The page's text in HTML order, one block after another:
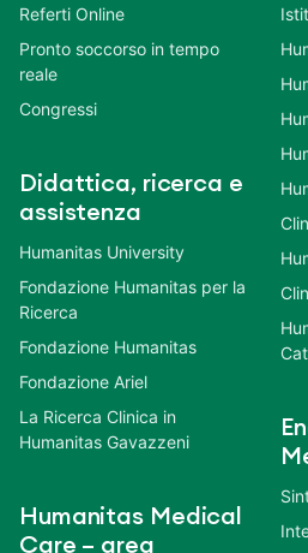
Referti Online
Pronto soccorso in tempo
reale
Congressi
Didattica, ricerca e
assistenza
Humanitas University
Fondazione Humanitas per la
Ricerca
Fondazione Humanitas
Fondazione Ariel
La Ricerca Clinica in
Humanitas Gavazzeni
Humanitas Medical
Care – area